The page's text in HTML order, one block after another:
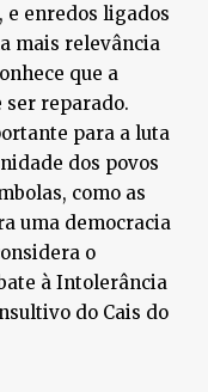
enredos ligados
mais relevância
que a
ser reparado.
para a luta
dos povos
como as
uma democracia
o
à Intolerância
do Cais do